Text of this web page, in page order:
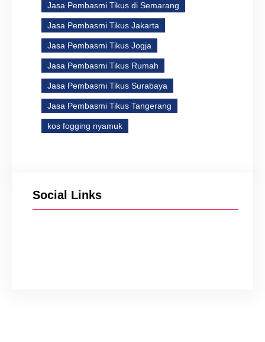
Jasa Pembasmi Tikus di Semarang
Jasa Pembasmi Tikus Jakarta
Jasa Pembasmi Tikus Jogja
Jasa Pembasmi Tikus Rumah
Jasa Pembasmi Tikus Surabaya
Jasa Pembasmi Tikus Tangerang
kos fogging nyamuk
Social Links